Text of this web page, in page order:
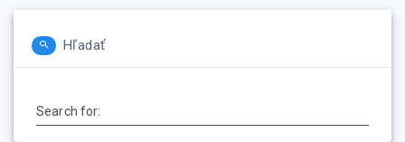
Hľadať
Search for: